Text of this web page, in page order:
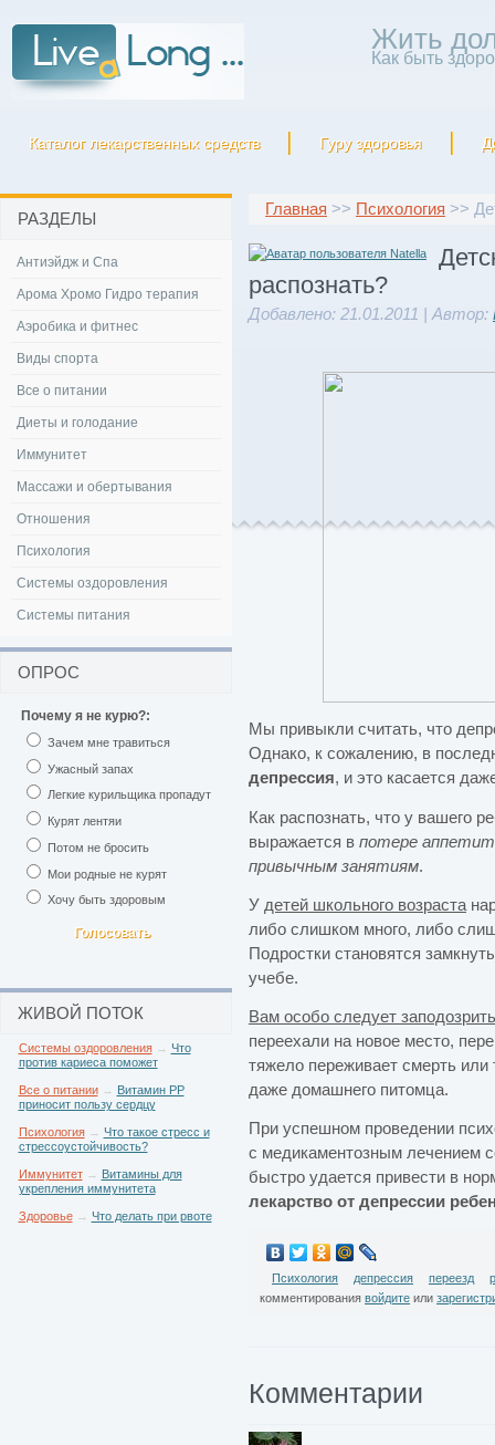
Жить
Как быть
Каталог лекарственных средств Гуру здоровья
Главная >> Психология >>
распознать?
Добавлено: 21.01.2011 | Автор:
Мы привыкли считать, что
Однако, к сожалению, в
депрессия, и это касается
Как распознать, что у вашего
выражается в потере
привычным занятиям.
У детей школьного возраста
либо слишком много, либо
Подростки становятся
учебе.
Вам особо следует
переехали на новое место,
тяжело переживает смерть
даже домашнего питомца.
При успешном проведении
с медикаментозным лечением
быстро удается привести в
лекарство от депрессии
Психология депрессия переезд
комментирования войдите или
Комментарии
РАЗДЕЛЫ
Антиэйдж и Спа
Арома Хромо Гидро терапия
Аэробика и фитнес
Виды спорта
Все о питании
Диеты и голодание
Иммунитет
Массажи и обертывания
Отношения
Психология
Системы оздоровления
Системы питания
ОПРОС
Почему я не курю?:
Зачем мне травиться
Ужасный запах
Легкие курильщика пропадут
Курят лентяи
Потом не бросить
Мои родные не курят
Хочу быть здоровым
ЖИВОЙ ПОТОК
Системы оздоровления→ Что
против кариеса поможет
Все о питании→ Витамин РР
приносит пользу сердцу
Психология→ Что такое стресс и
стрессоустойчивость?
Иммунитет→ Витамины для
укрепления иммунитета
Здоровье→ Что делать при рвоте